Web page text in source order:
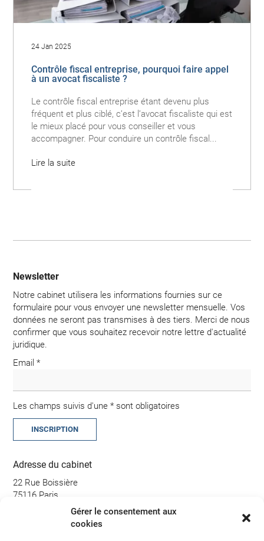
Gérer le consentement aux
cookies
Contrôle fiscal entreprise, pourquoi faire appel
à un avocat fiscaliste ?
Le contrôle fiscal entreprise étant devenu plus
fréquent et plus ciblé, c’est l’avocat fiscaliste qui est
le mieux placé pour vous conseiller et vous
accompagner. Pour conduire un contrôle fiscal...
Lire la suite
24 Jan 2025
Newsletter
Notre cabinet utilisera les informations fournies sur ce
formulaire pour vous envoyer une newsletter mensuelle. Vos
données ne seront pas transmises à des tiers. Merci de nous
confirmer que vous souhaitez recevoir notre lettre d'actualité
juridique.
Email *
Les champs suivis d'une * sont obligatoires
Adresse du cabinet
22 Rue Boissière
75116 Paris
Métro Boissière : Ligne 6